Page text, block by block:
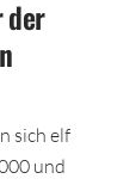
der
sich elf
und